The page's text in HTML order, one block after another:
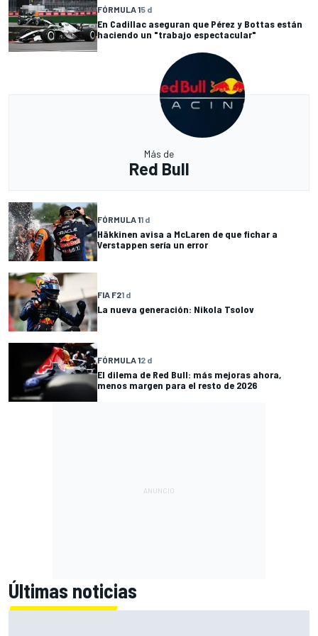
FÓRMULA 15 d
En Cadillac aseguran que Pérez y Bottas están
haciendo un "trabajo espectacular"
Más de
Red Bull
FÓRMULA 11 d
Häkkinen avisa a McLaren de que fichar a
Verstappen sería un error
FIA F21 d
La nueva generación: Nikola Tsolov
FÓRMULA 12 d
El dilema de Red Bull: más mejoras ahora,
menos margen para el resto de 2026
Últimas noticias